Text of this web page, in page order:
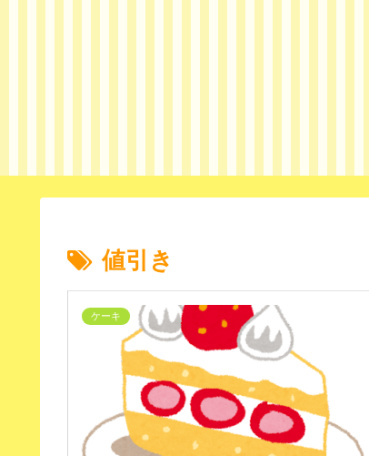
値引き
ケーキ